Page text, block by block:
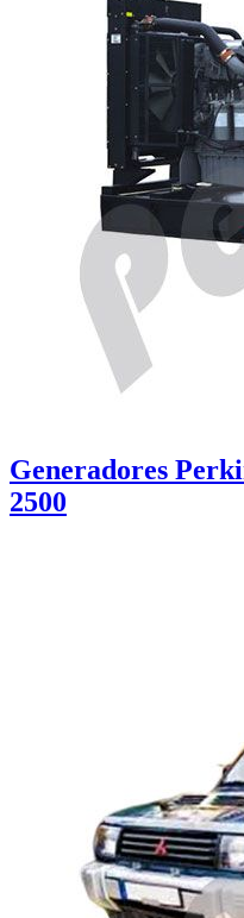
Generadores
2500